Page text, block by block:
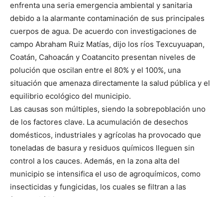
enfrenta una seria emergencia ambiental y sanitaria
debido a la alarmante contaminación de sus principales
cuerpos de agua. De acuerdo con investigaciones de
campo Abraham Ruiz Matías, dijo los ríos Texcuyuapan,
Coatán, Cahoacán y Coatancito presentan niveles de
polución que oscilan entre el 80% y el 100%, una
situación que amenaza directamente la salud pública y el
equilibrio ecológico del municipio.
Las causas son múltiples, siendo la sobrepoblación uno
de los factores clave. La acumulación de desechos
domésticos, industriales y agrícolas ha provocado que
toneladas de basura y residuos químicos lleguen sin
control a los cauces. Además, en la zona alta del
municipio se intensifica el uso de agroquímicos, como
insecticidas y fungicidas, los cuales se filtran a las